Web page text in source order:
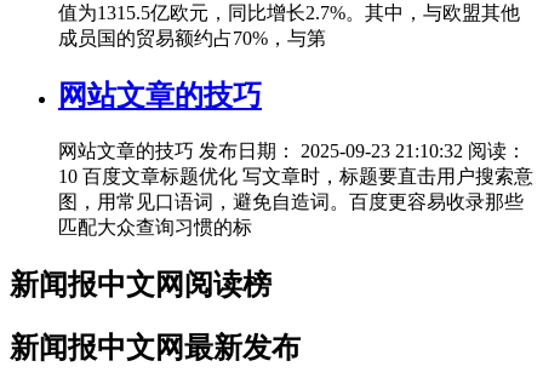
值为1315.5亿欧元，同比增长2.7%。其中，与欧盟其他
成员国的贸易额约占70%，与第
网站文章的技巧
网站文章的技巧 发布日期： 2025-09-23 21:10:32 阅读：
10 百度文章标题优化 写文章时，标题要直击用户搜索意
图，用常见口语词，避免自造词。百度更容易收录那些
匹配大众查询习惯的标
新闻报中文网阅读榜
新闻报中文网最新发布